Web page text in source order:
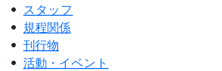
スタッフ
規程関係
刊行物
活動・イベント